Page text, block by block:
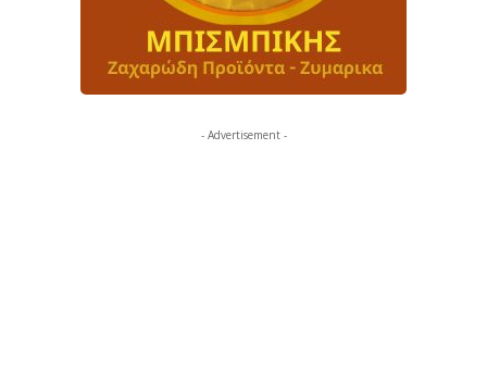
- Advertisement -